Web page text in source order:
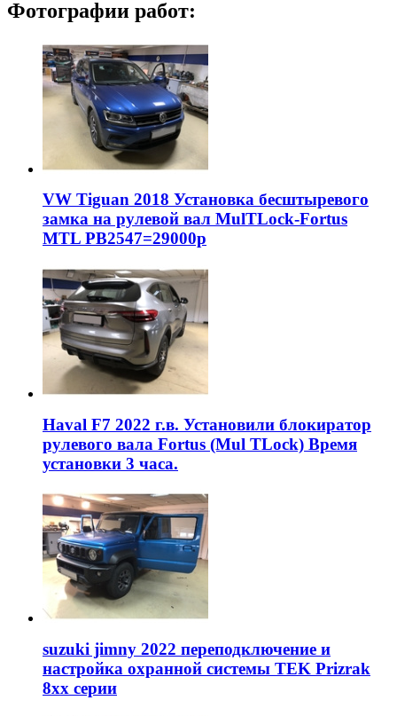
Фотографии работ:
VW Tiguan 2018 Установка бесштыревого
замка на рулевой вал MulTLock-Fortus
MTL РВ2547=29000р
Haval F7 2022 г.в. Установили блокиратор
рулевого вала Fortus (Mul TLock) Время
установки 3 часа.
suzuki jimny 2022 переподключение и
настройка охранной системы TEK Prizrak
8xx серии